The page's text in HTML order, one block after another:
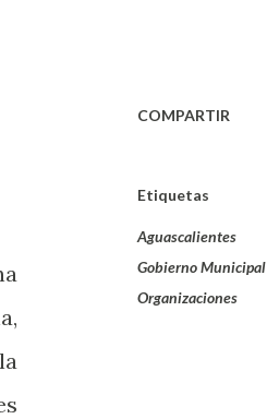
COMPARTIR
Etiquetas
Aguascalientes
Gobierno Municipal
Organizaciones